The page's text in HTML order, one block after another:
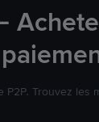
P2P. Trouvez